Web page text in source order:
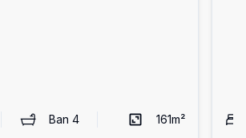
Ban 4 161m²